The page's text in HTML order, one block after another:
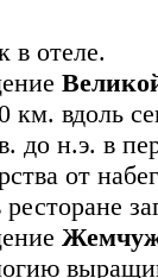
в отеле.
км. вдоль
до н.э. в
от